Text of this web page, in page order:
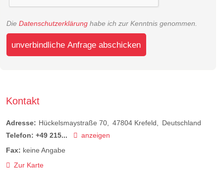
Die Datenschutzerklärung habe ich zur Kenntnis genommen.
unverbindliche Anfrage abschicken
Kontakt
Adresse: Hückelsmaystraße 70 47804 Krefeld
Deutschland
Telefon: +49 215...
anzeigen
Fax: keine Angabe
Zur Karte